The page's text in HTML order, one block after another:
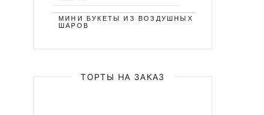
МИНИ БУКЕТЫ ИЗ ВОЗДУШНЫХ
ШАРОВ
ТОРТЫ НА ЗАКАЗ